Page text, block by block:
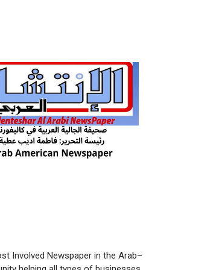
Involved Newspaper in the Arab–